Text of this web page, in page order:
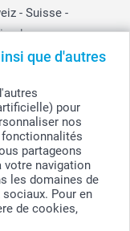
que d'autres
pour
nos
partageons
navigation
les domaines de
Pour en
de cookies,
- Suisse -
-
réservés
et hors frais de port.